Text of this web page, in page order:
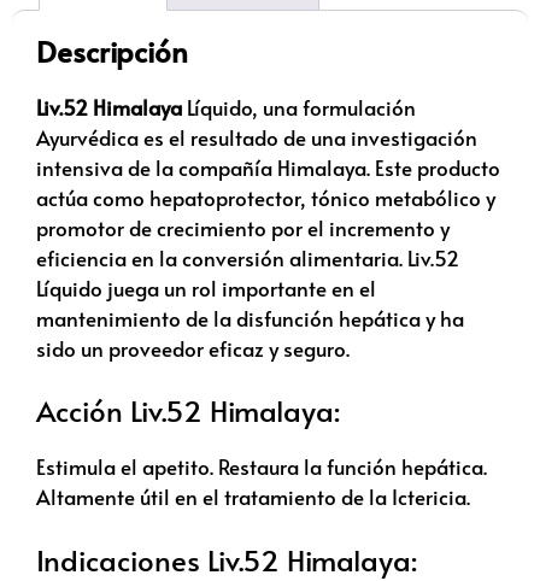
Descripción
Liv.52 Himalaya Líquido, una formulación
Ayurvédica es el resultado de una investigación
intensiva de la compañía Himalaya. Este producto
actúa como hepatoprotector, tónico metabólico y
promotor de crecimiento por el incremento y
eficiencia en la conversión alimentaria. Liv.52
Líquido juega un rol importante en el
mantenimiento de la disfunción hepática y ha
sido un proveedor eficaz y seguro.
Acción Liv.52 Himalaya:
Estimula el apetito. Restaura la función hepática.
Altamente útil en el tratamiento de la Ictericia.
Indicaciones Liv.52 Himalaya: